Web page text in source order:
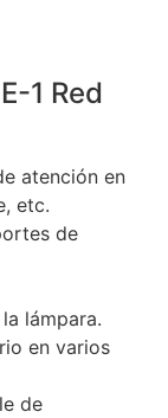
1 Red
atención en
etc.
de
lámpara.
en varios
de